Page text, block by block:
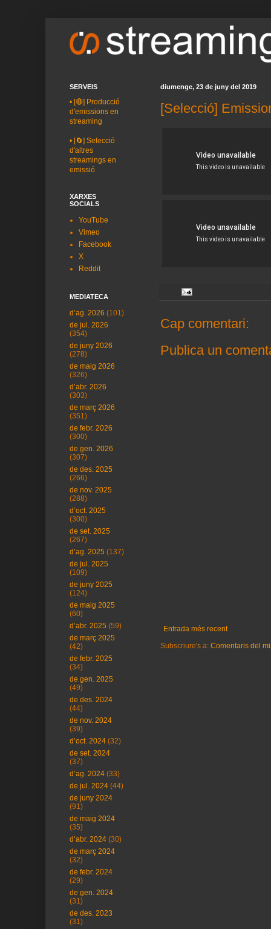
diumenge, 23 de juny del 2019
[Selecció]
Cap comentari:
Publica un
Entrada més recent
Subscriure's a: Comentaris del
SERVEIS
• [🔴] Producció
d'emissions en
streaming
• [🔄] Selecció
d'altres
streamings en
emissió
XARXES
SOCIALS
YouTube
Vimeo
Facebook
X
Reddit
MEDIATECA
d’ag. 2026 (101)
de jul. 2026
(354)
de juny 2026
(278)
de maig 2026
(326)
d’abr. 2026
(303)
de març 2026
(351)
de febr. 2026
(300)
de gen. 2026
(307)
de des. 2025
(266)
de nov. 2025
(288)
d’oct. 2025
(300)
de set. 2025
(267)
d’ag. 2025 (137)
de jul. 2025
(109)
de juny 2025
(124)
de maig 2025
(60)
d’abr. 2025 (59)
de març 2025
(42)
de febr. 2025
(34)
de gen. 2025
(49)
de des. 2024
(44)
de nov. 2024
(39)
d’oct. 2024 (32)
de set. 2024
(37)
d’ag. 2024 (33)
de jul. 2024 (44)
de juny 2024
(91)
de maig 2024
(35)
d’abr. 2024 (30)
de març 2024
(32)
de febr. 2024
(29)
de gen. 2024
(31)
de des. 2023
(31)